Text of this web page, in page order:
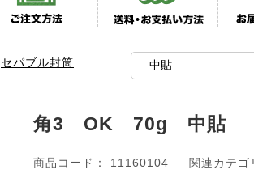
セパブル封筒
角3 OK 70g 中貼
商品コード： 11160104 関連カテゴ